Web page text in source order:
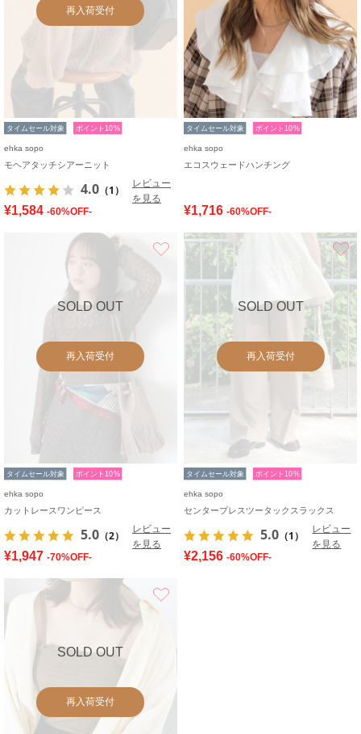
再入荷受付
タイムセール対象 ポイント10%
ehka sopo
モヘアタッチシアーニット
4.0 （1）
レビュー
を見る
¥1,584 -60%OFF-
タイムセール対象 ポイント10%
ehka sopo
エコスウェードハンチング
¥1,716 -60%OFF-
SOLD OUT
再入荷受付
お気に入り
タイムセール対象 ポイント10%
ehka sopo
カットレースワンピース
5.0 （2）
レビュー
を見る
¥1,947 -70%OFF-
SOLD OUT
再入荷受付
タイムセール対象 ポイント10%
ehka sopo
センタープレスツータックスラックス
5.0 （1）
レビュー
を見る
¥2,156 -60%OFF-
SOLD OUT
再入荷受付